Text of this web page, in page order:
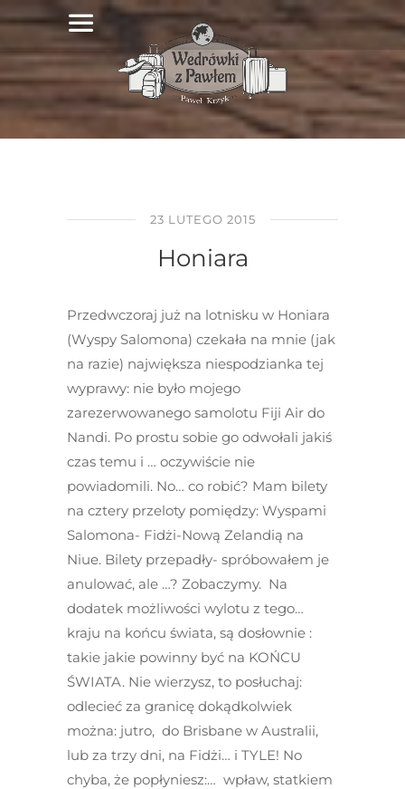
23 LUTEGO 2015
Honiara
Przedwczoraj już na lotnisku w Honiara
(Wyspy Salomona) czekała na mnie (jak
na razie) największa niespodzianka tej
wyprawy: nie było mojego
zarezerwowanego samolotu Fiji Air do
Nandi. Po prostu sobie go odwołali jakiś
czas temu i … oczywiście nie
powiadomili. No… co robić? Mam bilety
na cztery przeloty pomiędzy: Wyspami
Salomona- Fidżi-Nową Zelandią na
Niue. Bilety przepadły- spróbowałem je
anulować, ale …? Zobaczymy. Na
dodatek możliwości wylotu z tego…
kraju na końcu świata, są dosłownie :
takie jakie powinny być na KOŃCU
ŚWIATA. Nie wierzysz, to posłuchaj:
odlecieć za granicę dokądkolwiek
można: jutro, do Brisbane w Australii,
lub za trzy dni, na Fidżi… i TYLE! No
chyba, że popłyniesz:… wpław, statkiem